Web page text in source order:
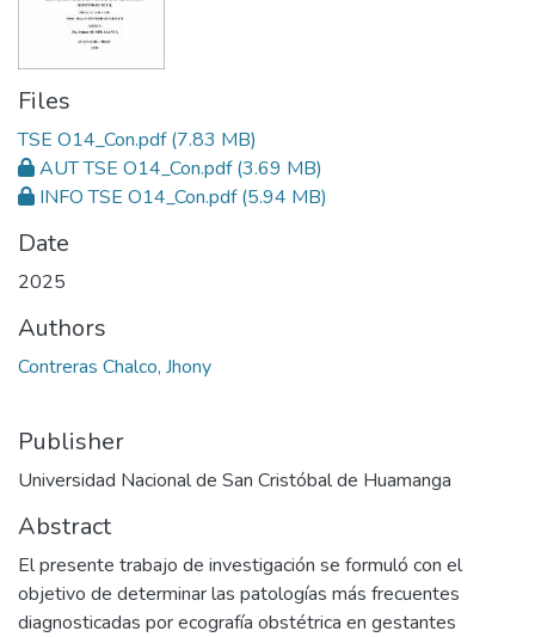
Files
TSE O14_Con.pdf(7.83 MB)
AUT TSE O14_Con.pdf(3.69 MB)
INFO TSE O14_Con.pdf(5.94 MB)
Date
2025
Authors
Contreras Chalco, Jhony
Publisher
Universidad Nacional de San Cristóbal de Huamanga
Abstract
El presente trabajo de investigación se formuló con el
objetivo de determinar las patologías más frecuentes
diagnosticadas por ecografía obstétrica en gestantes